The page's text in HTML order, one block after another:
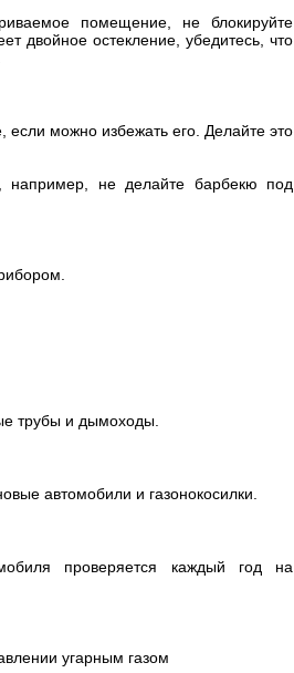
помещение, не блокируйте
двойное остекление, убедитесь, что
если можно избежать его. Делайте это
например, не делайте барбекю под
трубы и дымоходы.
автомобили и газонокосилки.
проверяется каждый год на
угарным газом